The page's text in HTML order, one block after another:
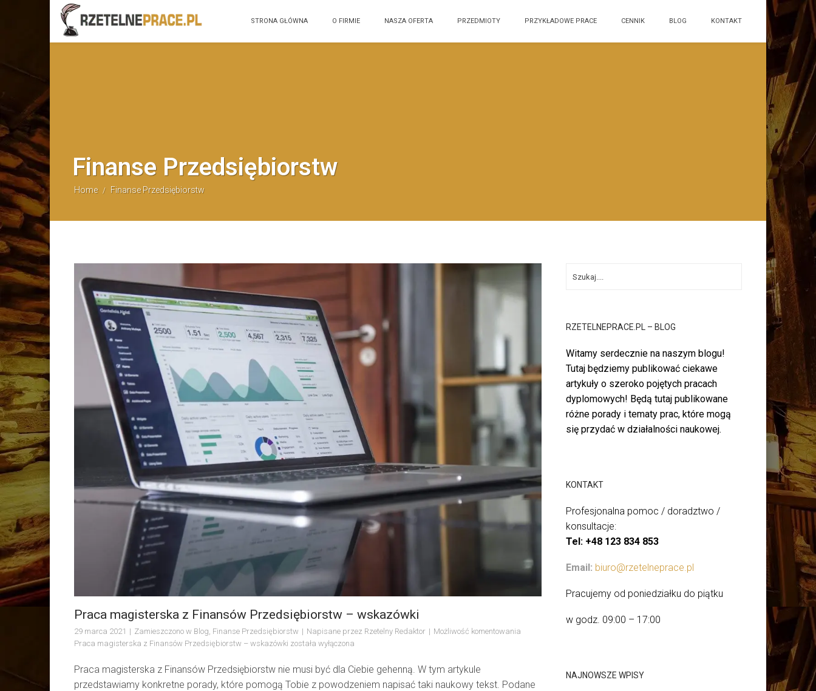
STRONA GŁÓWNA O FIRMIE NASZA OFERTA PRZEDMIOTY PRZYKŁADOWE PRACE CENNIK BLOG KONTAKT
Finanse Przedsiębiorstw
Home / Finanse Przedsiębiorstw
Praca magisterska z Finansów Przedsiębiorstw – wskazówki
29 marca 2021 Zamieszczono w Blog Finanse Przedsiębiorstw Napisane przez Rzetelny Redaktor
Możliwość komentowania
Praca magisterska z Finansów Przedsiębiorstw – wskazówki została wyłączona
Praca magisterska z Finansów Przedsiębiorstw nie musi być dla Ciebie gehenną. W tym artykule
przedstawiamy konkretne porady, które pomogą Tobie z powodzeniem napisać taki naukowy tekst. Podane
RZETELNEPRACE.PL – BLOG
Witamy serdecznie na naszym blogu!
Tutaj będziemy publikować ciekawe
artykuły o szeroko pojętych pracach
dyplomowych! Będą tutaj publikowane
różne porady i tematy prac, które mogą
się przydać w działalności naukowej.
KONTAKT
Profesjonalna pomoc / doradztwo /
konsultacje:
Tel: +48 123 834 853
Email: biuro@rzetelneprace.pl
Pracujemy od poniedziałku do piątku
w godz. 09:00 – 17:00
NAJNOWSZE WPISY